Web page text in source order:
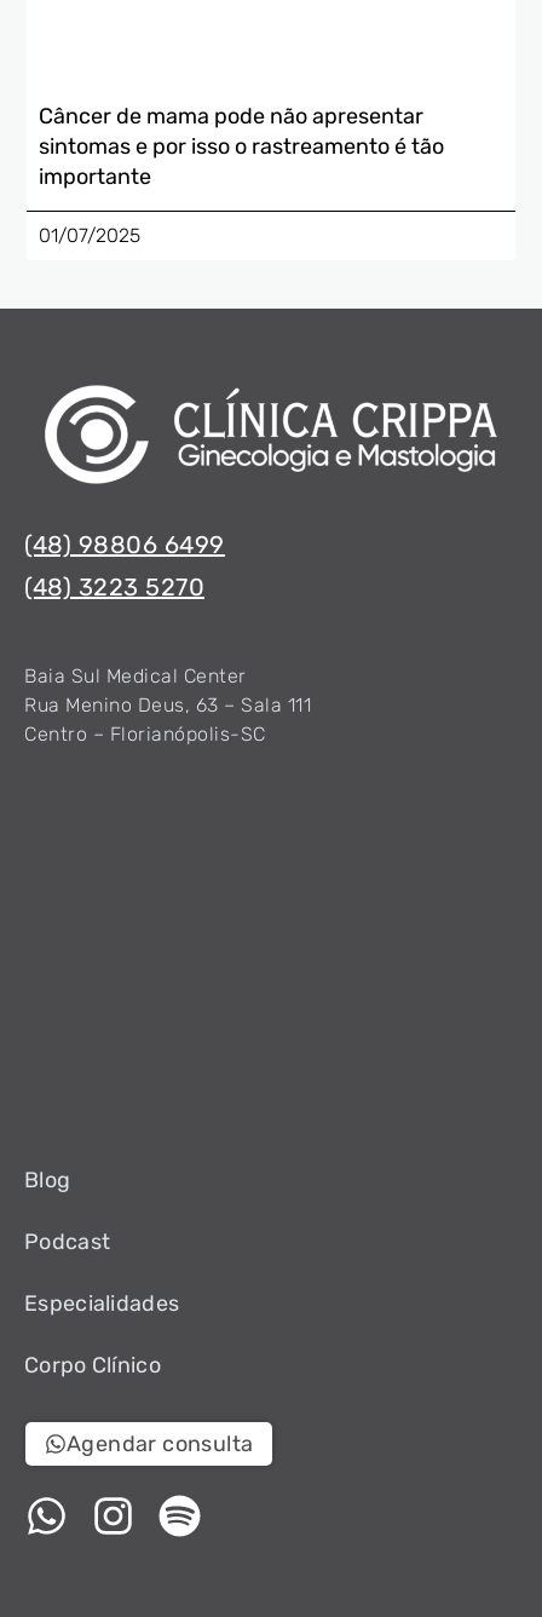
Câncer de mama pode não apresentar
sintomas e por isso o rastreamento é tão
importante
01/07/2025
(48) 98806 6499
(48) 3223 5270
Baia Sul Medical Center
Rua Menino Deus, 63 – Sala 111
Centro – Florianópolis-SC
Blog
Podcast
Especialidades
Corpo Clínico
Agendar consulta